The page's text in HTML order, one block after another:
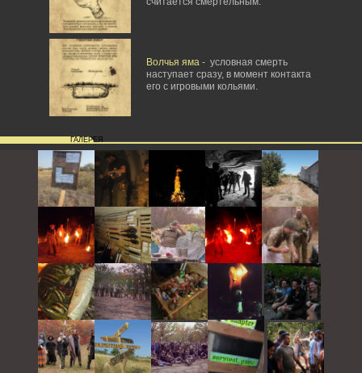
Волчья яма- условная смерть
наступает сразу, в момент контакта
его с игровыми кольями.
ГАЛЕРЕЯ